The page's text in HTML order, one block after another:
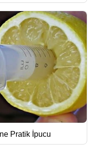
Pratik İpucu